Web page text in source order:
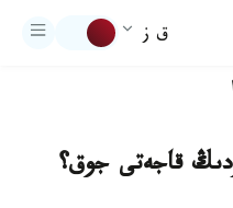
ق ز
قاجەتى جوق؟